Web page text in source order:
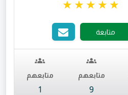
تقييم 4.84 من 5.
متابعة
متابعهم
9
متابعهم
1